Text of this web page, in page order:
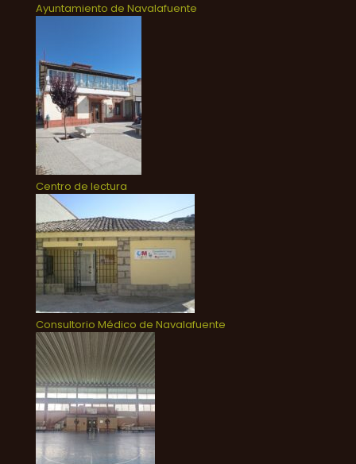
Ayuntamiento de Navalafuente
Centro de lectura
Consultorio Médico de Navalafuente